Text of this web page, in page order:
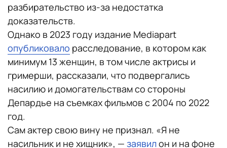
разбирательство из-за недостатка
доказательств.
Однако в 2023 году издание Мediapart
опубликовало расследование, в котором как
минимум 13 женщин, в том числе актрисы и
гримерши, рассказали, что подвергались
насилию и домогательствам со стороны
Депардье на съемках фильмов с 2004 по 2022
год.
Сам актер свою вину не признал. «Я не
насильник и не хищник», — заявилон и на фоне